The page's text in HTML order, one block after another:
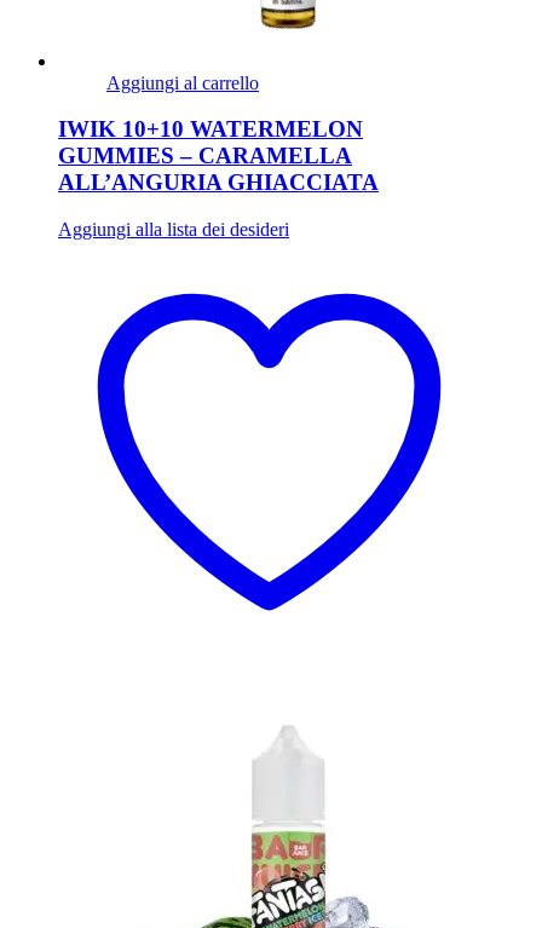
Aggiungi al carrello
IWIK 10+10 WATERMELON
GUMMIES – CARAMELLA
ALL’ANGURIA GHIACCIATA
Aggiungi alla lista dei desideri